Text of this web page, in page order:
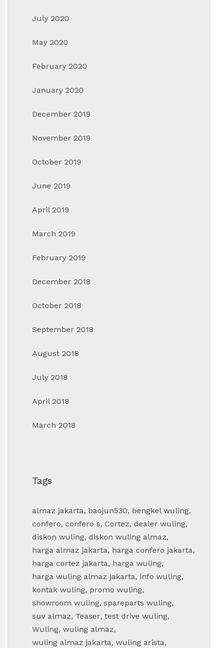
July 2020
May 2020
February 2020
January 2020
December 2019
November 2019
October 2019
June 2019
April 2019
March 2019
February 2019
December 2018
October 2018
September 2018
August 2018
July 2018
April 2018
March 2018
Tags
almaz jakarta, baojun530, bengkel wuling,
confero, confero s, Cortez, dealer wuling,
diskon wuling, diskon wuling almaz,
harga almaz jakarta, harga confero jakarta,
harga cortez jakarta, harga wuling,
harga wuling almaz jakarta, info wuling,
kontak wuling, promo wuling,
showroom wuling, spareparts wuling,
suv almaz, Teaser, test drive wuling,
Wuling, wuling almaz,
wuling almaz jakarta, wuling arista,